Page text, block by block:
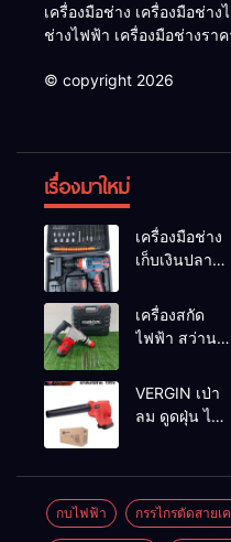
เครื่องมือช่าง เครื่องมือช่า
ช่างไฟฟ้า เครื่องมือช่างรา
© copyright 2026
เรื่องมาใหม่
เครื่องมือช่าง
เก็บเงินปลาย
เครื่องสกัด
ไฟฟ้า สว่าน
MAKTEC รุ่น
VERGIN เป่า
ลม ดูดฝุ่น ไร้
กบไฟฟ้า กรรไกรตัดสายเ